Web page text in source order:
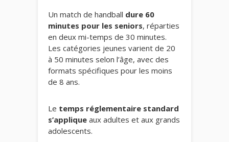
Un match de handball dure 60
minutes pour les seniors, réparties
en deux mi-temps de 30 minutes.
Les catégories jeunes varient de 20
à 50 minutes selon l’âge, avec des
formats spécifiques pour les moins
de 8 ans.
Le temps réglementaire standard
s’applique aux adultes et aux grands
adolescents.